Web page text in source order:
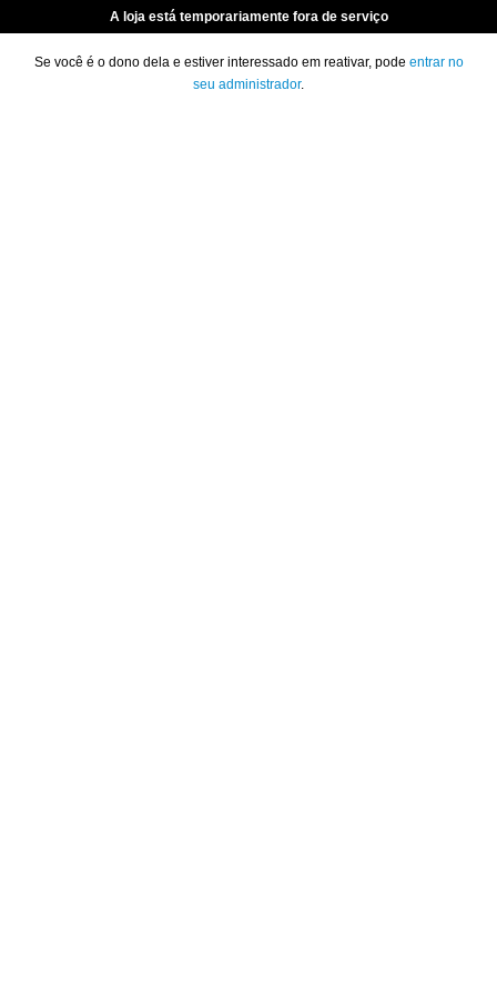
A loja está temporariamente fora de serviço
Se você é o dono dela e estiver interessado em reativar, pode entrar no
seu administrador.